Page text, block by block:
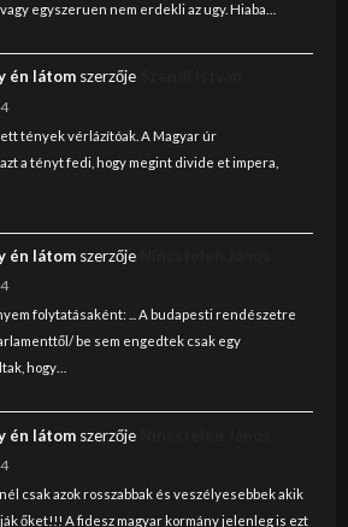
egyszeruen nem erdekli az ugy. Hiaba…
én látomszerzője
tények vérlázítóak. A Magyar úr
a tényt fedi, hogy megint divide et impera,
én látomszerzője
folytatásaként: ... A budapesti rendészetre
be sem engedtek csak egy
hogy…
én látomszerzője
csak azok rosszabbak és veszélyesebbek akik
őket!!! A fidesz magyar kormány jelenleg is ezt